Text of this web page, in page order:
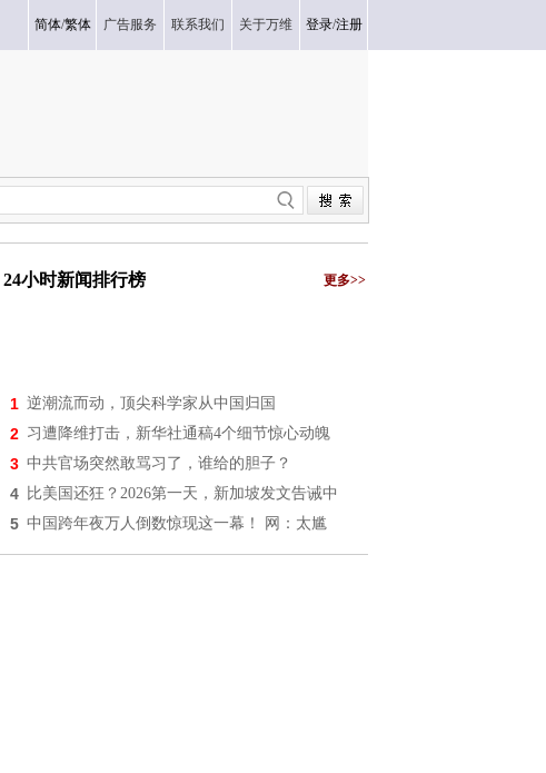
简体/繁体 广告服务 联系我们 关于万维 登录/注册
24小时新闻排行榜 更多>>
1 逆潮流而动，顶尖科学家从中国归国
2 习遭降维打击，新华社通稿4个细节惊心动魄
3 中共官场突然敢骂习了，谁给的胆子？
4 比美国还狂？2026第一天，新加坡发文告诫中
5 中国跨年夜万人倒数惊现这一幕！ 网：太尴